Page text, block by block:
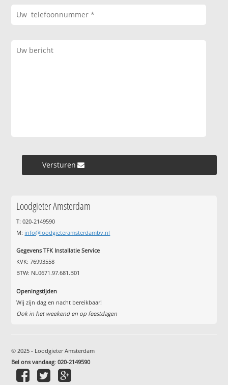
Versturen »
Loodgieter Amsterdam
T: 020-2149590
M: info@loodgieteramsterdambv.nl
Gegevens TFK Installatie Service
KVK: 76993558
BTW: NL0671.97.681.B01
Openingstijden
Wij zijn dag en nacht bereikbaar!
Ook in het weekend en op feestdagen
© 2025 - Loodgieter Amsterdam
Bel ons vandaag:020-2149590